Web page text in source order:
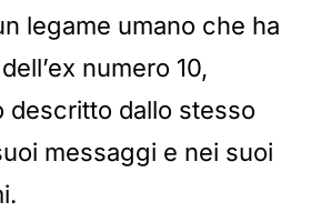
legame umano che ha
numero 10,
descritto dallo stesso
messaggi e nei suoi